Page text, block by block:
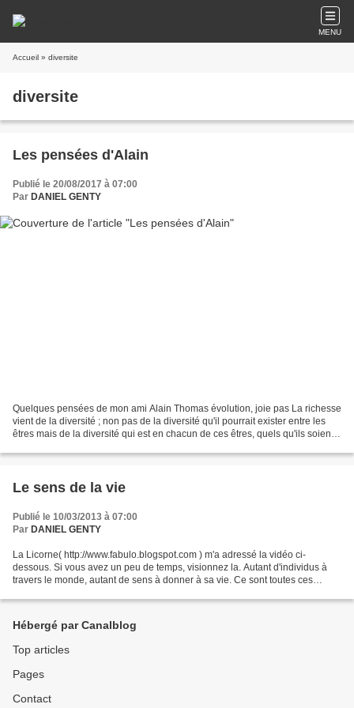
MENU
Accueil » diversite
diversite
Les pensées d'Alain
Publié le 20/08/2017 à 07:00
Par DANIEL GENTY
Quelques pensées de mon ami Alain Thomas évolution, joie pas La richesse
vient de la diversité ; non pas de la diversité qu'il pourrait exister entre les
êtres mais de la diversité qui est en chacun de ces êtres, quels qu'ils soient.
Le sens de la vie
Publié le 10/03/2013 à 07:00
Par DANIEL GENTY
La Licorne( http://www.fabulo.blogspot.com ) m'a adressé la vidéo ci-
dessous. Si vous avez un peu de temps, visionnez la. Autant d'individus à
travers le monde, autant de sens à donner à sa vie. Ce sont toutes ces
Hébergé par Canalblog
Top articles
Pages
Contact